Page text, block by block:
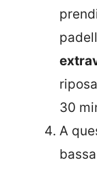
30
A